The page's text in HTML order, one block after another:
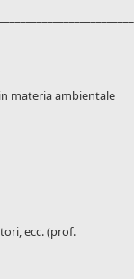
materia ambientale
ecc. (prof.